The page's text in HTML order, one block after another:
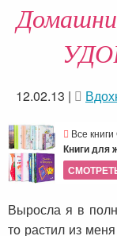
12.02.13 |
Все
Книги для
Выросла я в
то растил из